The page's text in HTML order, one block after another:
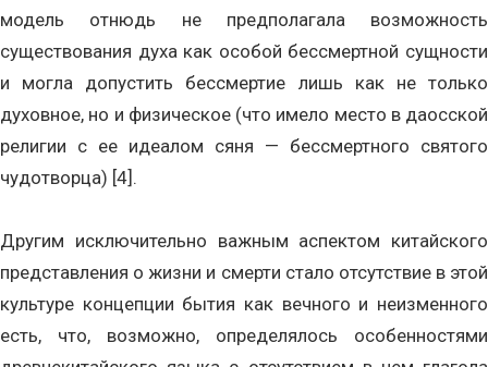
модель отнюдь не предполагала возможность
существования духа как особой бессмертной сущности
и могла допустить бессмертие лишь как не только
духовное, но и физическое (что имело место в даосской
религии с ее идеалом сяня — бессмертного святого
чудотворца) [4].
Другим исключительно важным аспектом китайского
представления о жизни и смерти стало отсутствие в этой
культуре концепции бытия как вечного и неизменного
есть, что, возможно, определялось особенностями